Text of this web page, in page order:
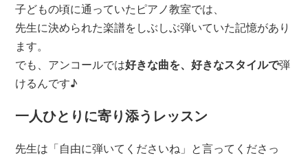
子どもの頃に通っていたピアノ教室では、
先生に決められた楽譜をしぶしぶ弾いていた記憶があり
ます。
でも、アンコールでは好きな曲を、好きなスタイルで弾
けるんです♪
一人ひとりに寄り添うレッスン
先生は「自由に弾いてくださいね」と言ってくださっ